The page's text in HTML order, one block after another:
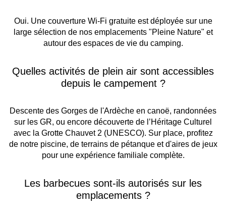
Oui. Une couverture Wi-Fi gratuite est déployée sur une
large sélection de nos emplacements "Pleine Nature" et
autour des espaces de vie du camping.
Quelles activités de plein air sont accessibles
depuis le campement ?
Descente des Gorges de l'Ardèche en canoë, randonnées
sur les GR, ou encore découverte de l’Héritage Culturel
avec la Grotte Chauvet 2 (UNESCO). Sur place, profitez
de notre piscine, de terrains de pétanque et d'aires de jeux
pour une expérience familiale complète.
Les barbecues sont-ils autorisés sur les
emplacements ?